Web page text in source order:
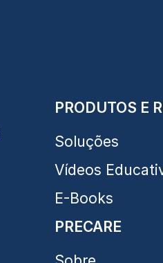
PRODUTOS E
Soluções
Vídeos
E-Books
PRECARE